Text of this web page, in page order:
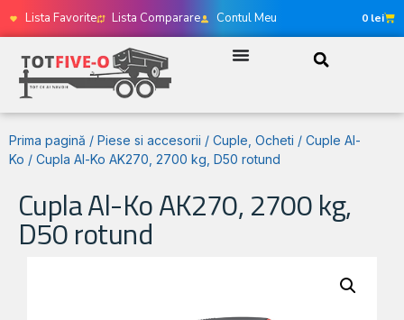
Lista Favorite Lista Comparare Contul Meu 0 lei
Prima pagină / Piese si accesorii / Cuple, Ocheti / Cuple Al-
Ko / Cupla Al-Ko AK270, 2700 kg, D50 rotund
Cupla Al-Ko AK270, 2700 kg,
D50 rotund